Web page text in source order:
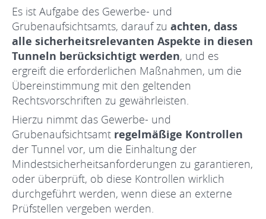
Es ist Aufgabe des Gewerbe- und
Grubenaufsichtsamts, darauf zu achten, dass
alle sicherheitsrelevanten Aspekte in diesen
Tunneln berücksichtigt werden, und es
ergreift die erforderlichen Maßnahmen, um die
Übereinstimmung mit den geltenden
Rechtsvorschriften zu gewährleisten.
Hierzu nimmt das Gewerbe- und
Grubenaufsichtsamt regelmäßige Kontrollen
der Tunnel vor, um die Einhaltung der
Mindestsicherheitsanforderungen zu garantieren,
oder überprüft, ob diese Kontrollen wirklich
durchgeführt werden, wenn diese an externe
Prüfstellen vergeben werden.